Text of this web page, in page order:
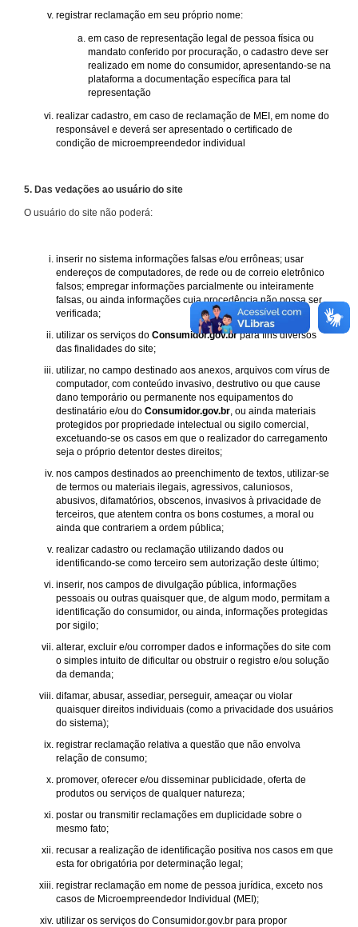
registrar reclamação em seu próprio nome:
em caso de representação legal de pessoa física ou
mandato conferido por procuração, o cadastro deve ser
realizado em nome do consumidor, apresentando-se na
plataforma a documentação específica para tal
representação
realizar cadastro, em caso de reclamação de MEI, em nome do
responsável e deverá ser apresentado o certificado de
condição de microempreendedor individual
5. Das vedações ao usuário do site
O usuário do site não poderá:
inserir no sistema informações falsas e/ou errôneas; usar
endereços de computadores, de rede ou de correio eletrônico
falsos; empregar informações parcialmente ou inteiramente
falsas, ou ainda informações cuja procedência não possa ser
verificada;
utilizar os serviços do Consumidor.gov.brpara fins diversos
das finalidades do site;
utilizar, no campo destinado aos anexos, arquivos com vírus de
computador, com conteúdo invasivo, destrutivo ou que cause
dano temporário ou permanente nos equipamentos do
destinatário e/ou do Consumidor.gov.br , ou ainda materiais
protegidos por propriedade intelectual ou sigilo comercial,
excetuando-se os casos em que o realizador do carregamento
seja o próprio detentor destes direitos;
nos campos destinados ao preenchimento de textos, utilizar-se
de termos ou materiais ilegais, agressivos, caluniosos,
abusivos, difamatórios, obscenos, invasivos à privacidade de
terceiros, que atentem contra os bons costumes, a moral ou
ainda que contrariem a ordem pública;
realizar cadastro ou reclamação utilizando dados ou
identificando-se como terceiro sem autorização deste último;
inserir, nos campos de divulgação pública, informações
pessoais ou outras quaisquer que, de algum modo, permitam a
identificação do consumidor, ou ainda, informações protegidas
por sigilo;
alterar, excluir e/ou corromper dados e informações do site com
o simples intuito de dificultar ou obstruir o registro e/ou solução
da demanda;
difamar, abusar, assediar, perseguir, ameaçar ou violar
quaisquer direitos individuais (como a privacidade dos usuários
do sistema);
registrar reclamação relativa a questão que não envolva
relação de consumo;
promover, oferecer e/ou disseminar publicidade, oferta de
produtos ou serviços de qualquer natureza;
postar ou transmitir reclamações em duplicidade sobre o
mesmo fato;
recusar a realização de identificação positiva nos casos em que
esta for obrigatória por determinação legal;
registrar reclamação em nome de pessoa jurídica, exceto nos
casos de Microempreendedor Individual (MEI);
utilizar os serviços do Consumidor.gov.br para propor